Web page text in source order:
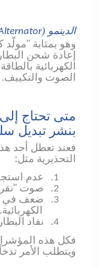
الدينمو (
وهو بمثابة
إعادة شحن
الكهربائية
الصوت والتكييف.
متى تحتاج
بنشر تبديل
فعند تعطل أحد
التحذيرية مثل:
1. عدم
2. صوت
3.
ضعف في
الكهربائية.
4.
نفاد
فكل هذه
ويتطلب الأمر